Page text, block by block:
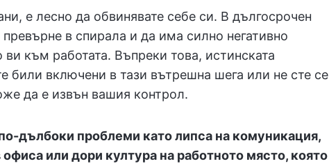
е лесно да обвинявате себе си. В дългосрочен
в спирала и да има силно негативно
към работата. Въпреки това, истинската
били включени в тази вътрешна шега или не сте се
да е извън вашия контрол.
дълбоки проблеми като липса на комуникация,
или дори култура на работното място, която